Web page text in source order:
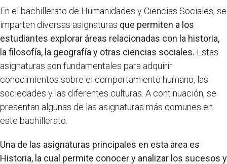
En el bachillerato de Humanidades y Ciencias Sociales, se
imparten diversas asignaturas que permiten a los
estudiantes explorar áreas relacionadas con la historia,
la filosofía, la geografía y otras ciencias sociales. Estas
asignaturas son fundamentales para adquirir
conocimientos sobre el comportamiento humano, las
sociedades y las diferentes culturas. A continuación, se
presentan algunas de las asignaturas más comunes en
este bachillerato.
Una de las asignaturas principales en esta área es
Historia, la cual permite conocer y analizar los sucesos y